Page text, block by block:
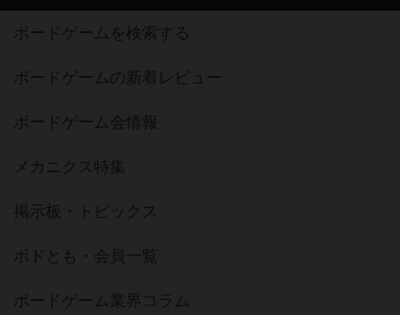
ボードゲームを検索する
ボードゲームの新着レビュー
ボードゲーム会情報
メカニクス特集
掲示板・トピックス
ボドとも・会員一覧
ボードゲーム業界コラム